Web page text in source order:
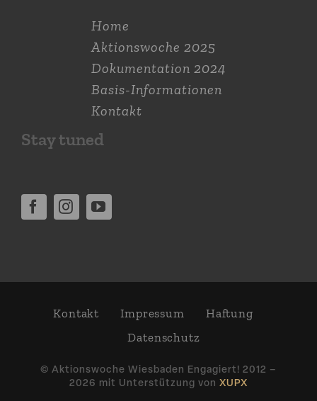
Home
Aktions­woche 2025
Dokumen­tation 2024
Basis-Informationen
Kontakt
Stay tuned
Kontakt Impressum
Haftung
Daten­schutz
© Aktions­woche Wiesbaden Engagiert! 2012 –
2026 mit Unter­stützung von XUPX